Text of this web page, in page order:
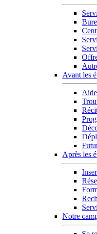
Avant les
Après les
Notre